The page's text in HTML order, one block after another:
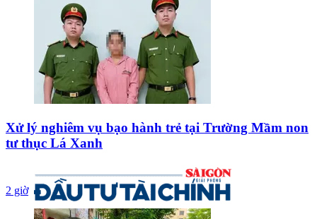
Xử lý nghiêm vụ bạo hành trẻ tại Trường Mầm non
tư thục Lá Xanh
2 giờ